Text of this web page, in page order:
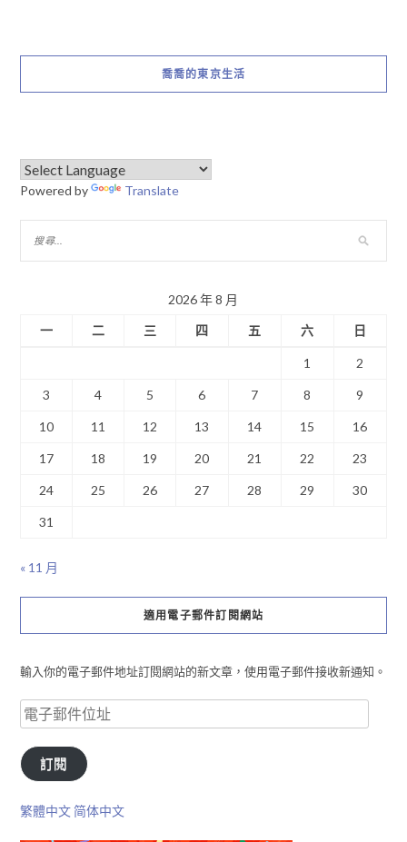
喬喬的東京生活
Powered by Translate
2026 年 8 月
一
二 三 四 五 六 日
1 2
3 4 5 6 7 8 9
10 11 12 13 14 15 16
17 18 19 20 21 22 23
24 25 26 27 28 29 30
31
« 11 月
適用電子郵件訂閱網站
輸入你的電子郵件地址訂閱網站的新文章，使用電子郵件接收新通知。
訂閱
繁體中文 简体中文